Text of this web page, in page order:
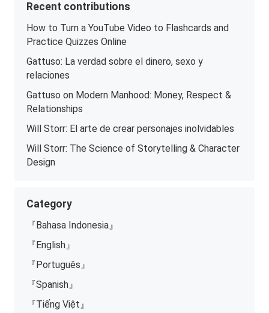
Recent contributions
How to Turn a YouTube Video to Flashcards and
Practice Quizzes Online
Gattuso: La verdad sobre el dinero, sexo y
relaciones
Gattuso on Modern Manhood: Money, Respect &
Relationships
Will Storr: El arte de crear personajes inolvidables
Will Storr: The Science of Storytelling & Character
Design
Category
『Bahasa Indonesia』
『English』
『Português』
『Spanish』
『Tiếng Việt』